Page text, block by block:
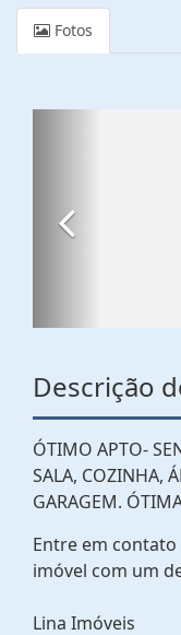
Fotos
Descrição
ÓTIMO APTO-
SALA, COZINHA,
GARAGEM.
Entre em
imóvel com um
Lina Imóveis